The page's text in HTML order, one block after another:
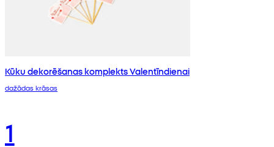
Kūku dekorēšanas komplekts Valentīndienai
dažādas krāsas
1